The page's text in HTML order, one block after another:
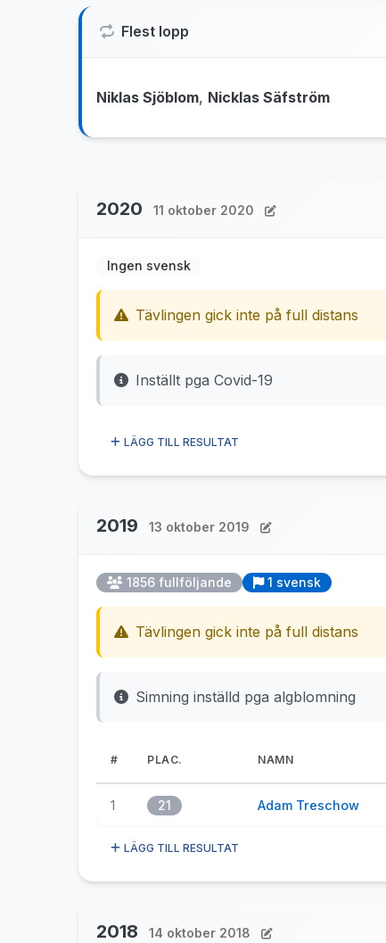
Flest lopp
Niklas Sjöblom, Nicklas Säfström
2020 11 oktober 2020
Ingen svensk
Tävlingen gick inte på full distans
Inställt pga Covid-19
LÄGG TILL RESULTAT
2019 13 oktober 2019
1856 fullföljande 1 svensk
Tävlingen gick inte på full distans
Simning inställd pga algblomning
# PLAC. NAMN
1 21 Adam Treschow
LÄGG TILL RESULTAT
2018 14 oktober 2018